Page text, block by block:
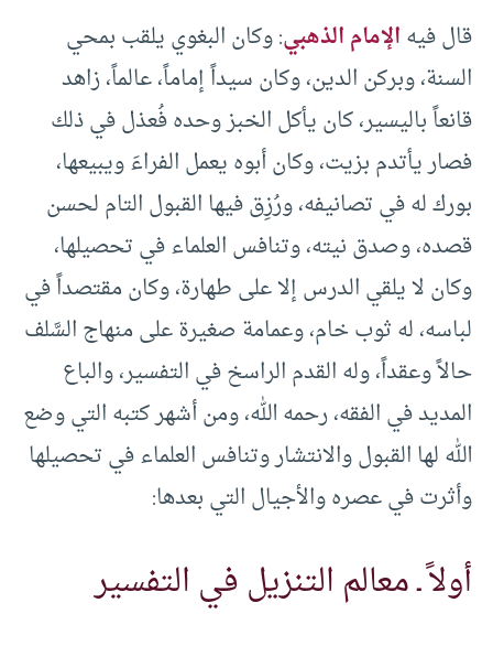
قال فيهالإمام الذهبي: وكان البغوي يلقب بمحي
السنة، وبركن الدين، وكان سيداً إماماً، عالماً، زاهد
قانعاً باليسير، كان يأكل الخبز وحده فُعذل في ذلك
فصار يأتدم بزيت، وكان أبوه يعمل الفراءَ ويبيعها،
بورك له في تصانيفه، ورُزِق فيها القبول التام لحسن
قصده، وصدق نيته، وتنافس العلماء في تحصيلها،
وكان لا يلقي الدرس إلا على طهارة، وكان مقتصداً في
لباسه، له ثوب خام، وعمامة صغيرة على منهاج السَّلف
حالاً وعقداً، وله القدم الراسخ في التفسير، والباع
المديد في الفقه، رحمه الله، ومن أشهر كتبه التي وضع
الله لها القبول والانتشار وتنافس العلماء في تحصيلها
وأثرت في عصره والأجيال التي بعدها:
أولاً ـ معالم التنزيل في التفسير